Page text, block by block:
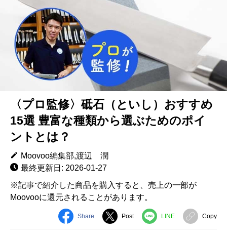
〈プロ監修〉砥石（といし）おすすめ
15選 豊富な種類から選ぶためのポイ
ントとは？
Moovoo編集部,渡辺 潤
最終更新日: 2026-01-27
※記事で紹介した商品を購入すると、売上の一部が
Moovooに還元されることがあります。
Share Post LINE Copy